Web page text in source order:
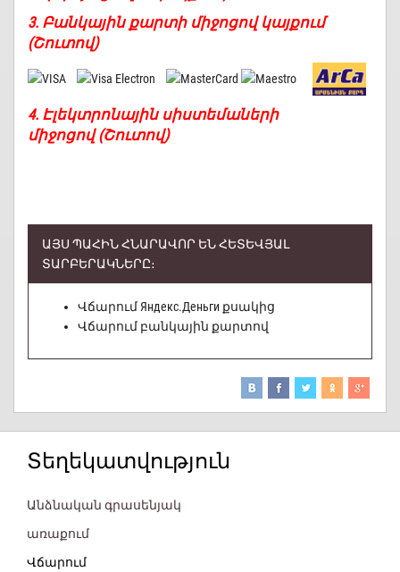
3. Բանկային քարտի միջոցով կայքում
(Շուտով)
4. Էլեկտրոնային սիստեմաների
միջոցով(Շուտով)
ԱՅՍ ՊԱՀԻՆ ՀՆԱՐԱՎՈՐ ԵՆ ՀԵՏԵՎՅԱԼ
ՏԱՐԲԵՐԱԿՆԵՐԸ։
Վճարում Яндекс.Деньги քսակից
Վճարում բանկային քարտով
Տեղեկատվություն
Անձնական գրասենյակ
առաքում
Վճարում